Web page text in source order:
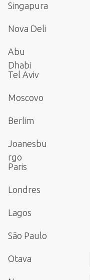
Singapura
Nova Deli
Abu
Dhabi
Tel Aviv
Moscovo
Berlim
Joanesbu
rgo
Paris
Londres
Lagos
São Paulo
Otava